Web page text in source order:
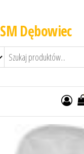
SM Dębowiec